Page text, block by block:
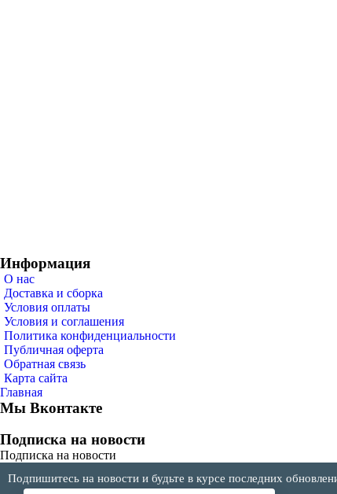
Информация
О нас
Доставка и сборка
Условия оплаты
Условия и соглашения
Политика конфиденциальности
Публичная оферта
Обратная связь
Карта сайта
Главная
Мы Вконтакте
Подписка на новости
Подписка на новости
Подпишитесь на новости и будьте в курсе последних